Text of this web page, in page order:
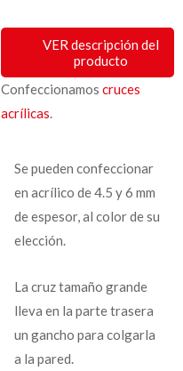
VER descripción del
producto
Confeccionamos cruces
acrílicas
Se pueden confeccionar
en acrílico de 4.5 y 6 mm
de espesor, al color de su
elección.
La cruz tamaño grande
lleva en la parte trasera
un gancho para colgarla
a la pared.